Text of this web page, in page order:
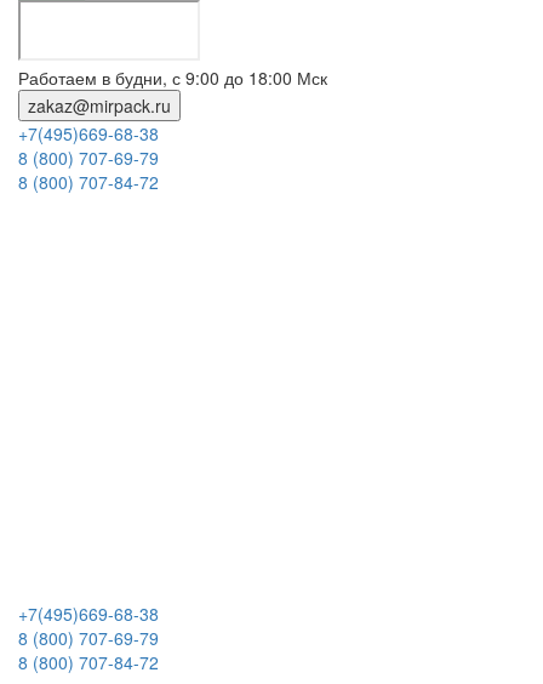
Работаем в будни, с 9:00 до 18:00 Мск
zakaz@mirpack.ru
+7(495)669-68-38
8 (800) 707-69-79
8 (800) 707-84-72
+7(495)669-68-38
8 (800) 707-69-79
8 (800) 707-84-72